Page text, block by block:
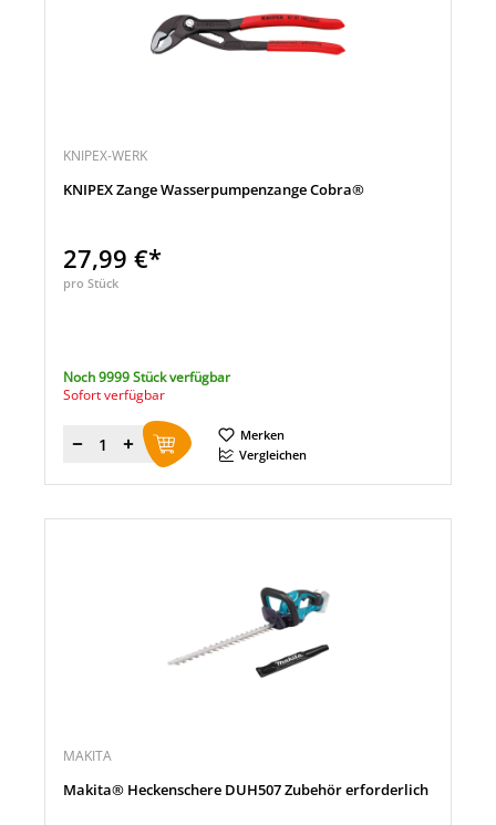
KNIPEX-WERK
KNIPEX Zange Wasserpumpenzange Cobra®
27,99 €*
pro Stück
Noch 9999 Stück verfügbar
Sofort verfügbar
Menge
Merken
Vergleichen
MAKITA
Makita® Heckenschere DUH507 Zubehör erforderlich